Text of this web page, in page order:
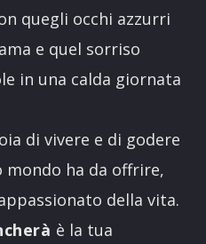
quegli occhi azzurri
e quel sorriso
in una calda giornata
di vivere e di godere
ha da offrire,
della vita.
è la tua